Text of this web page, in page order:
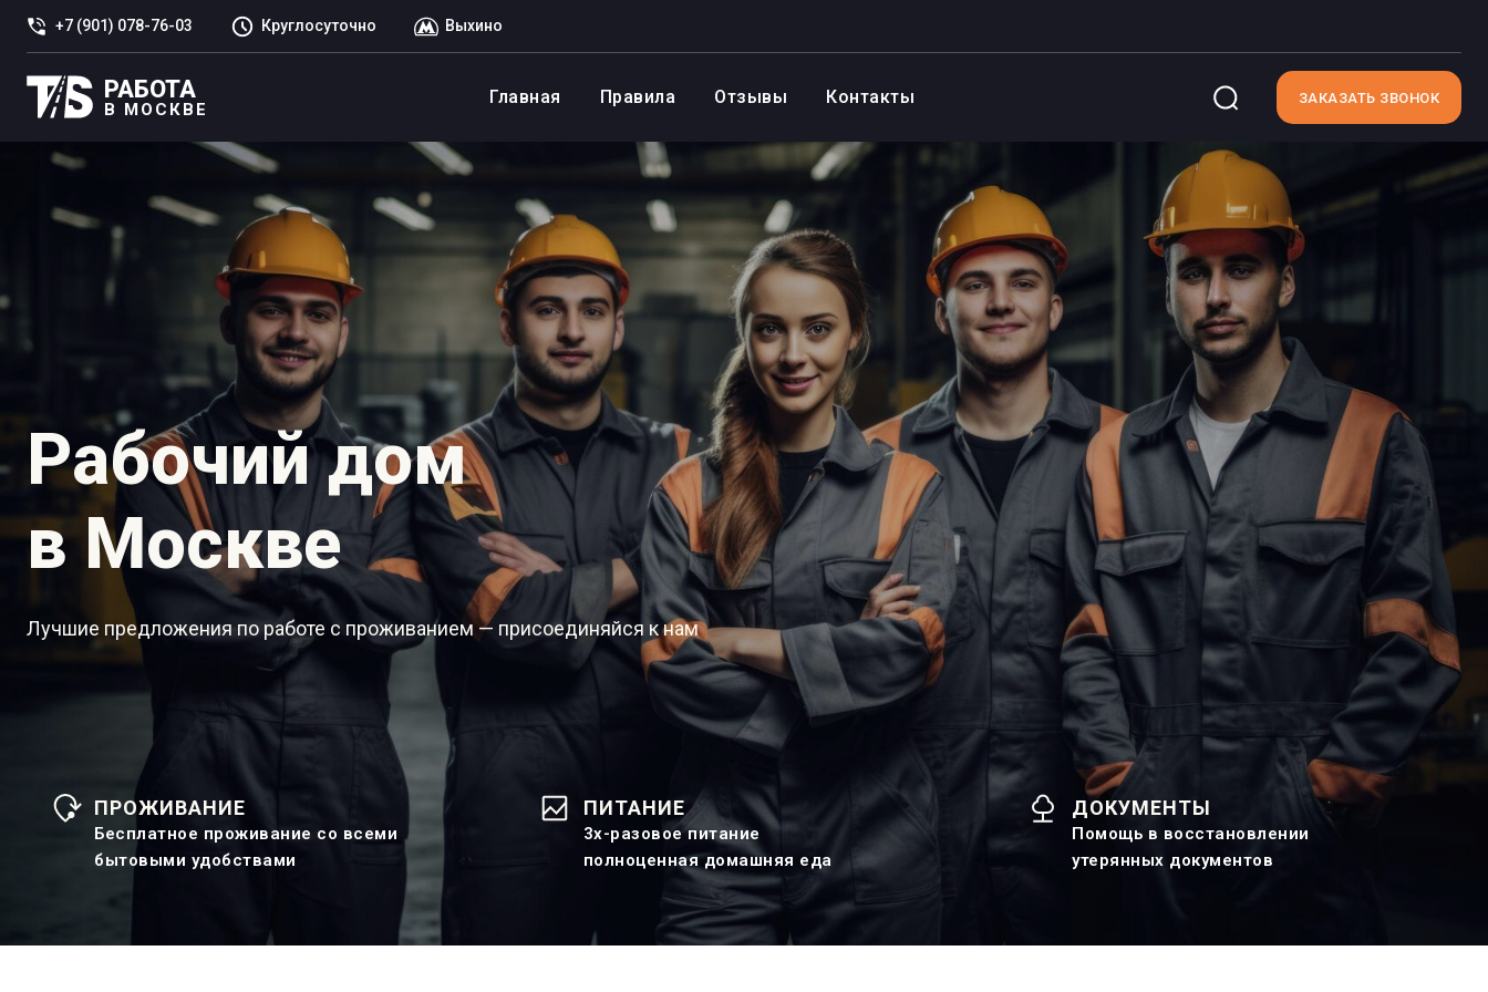
+7 (901) 078-76-03 Круглосуточно Выхино
РАБОТА
В МОСКВЕ
Главная Правила Отзывы Контакты ЗАКАЗАТЬ ЗВОНОК
Рабочий дом
в Москве
Лучшие предложения по работе с проживанием — присоединяйся к нам
ПРОЖИВАНИЕ
Бесплатное проживание со всеми
бытовыми удобствами
ПИТАНИЕ
3х-разовое питание
полноценная домашняя еда
ДОКУМЕНТЫ
Помощь в восстановлении
утерянных документов